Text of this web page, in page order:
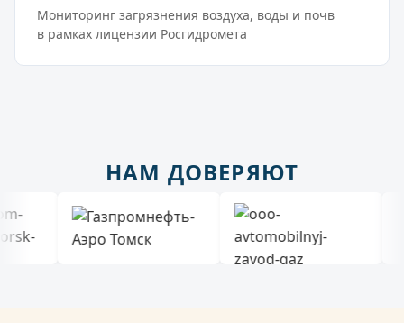
Мониторинг загрязнения воздуха, воды и почв
в рамках лицензии Росгидромета
НАМ ДОВЕРЯЮТ